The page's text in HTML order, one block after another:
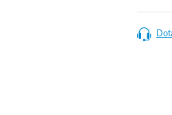
cena: